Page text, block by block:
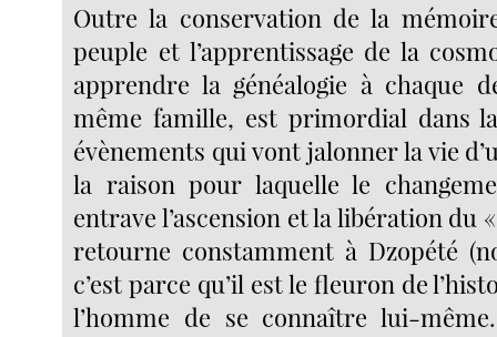
Outre la conservation de la
peuple et l’apprentissage de la
apprendre la généalogie à chaque
même famille, est primordial dans
évènements qui vont jalonner la vie
la raison pour laquelle le
entrave l’ascension et la libération du
retourne constamment à Dzopété
c’est parce qu’il est le fleuron de
l’homme de se connaître lui-